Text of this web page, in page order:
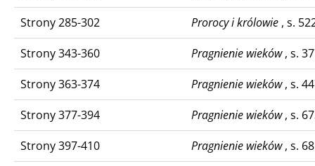
Strony 285-302
Prorocy i królowie, s.
Strony 343-360
Pragnienie wieków, s.
Strony 363-374
Pragnienie wieków, s.
Strony 377-394
Pragnienie wieków, s.
Strony 397-410
Pragnienie wieków, s.